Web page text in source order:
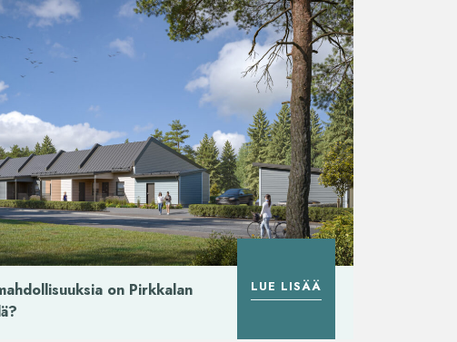
on Pirkkalan
LUE LISÄÄ